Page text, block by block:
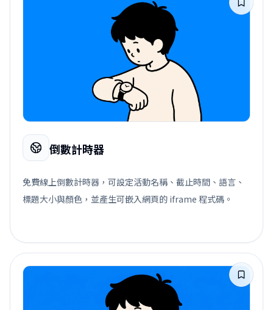
倒數計時器
免費線上倒數計時器，可設定活動名稱、截止時間、語言、
標題大小與顏色，並產生可嵌入網頁的 iframe 程式碼。